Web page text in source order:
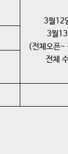
3월12
3월
(전체오픈-
전체